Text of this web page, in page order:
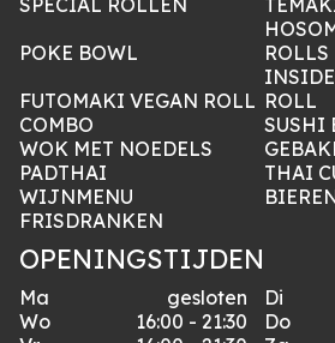
SPECIAL ROLLEN
POKE BOWL
ROLLS
FUTOMAKI VEGAN ROLL ROLL
COMBO
SUSHI
WOK MET NOEDELS
PADTHAI
THAI
WIJNMENU
FRISDRANKEN
OPENINGSTIJDEN
Ma gesloten Di
Wo
16:00 - 21:30 Do